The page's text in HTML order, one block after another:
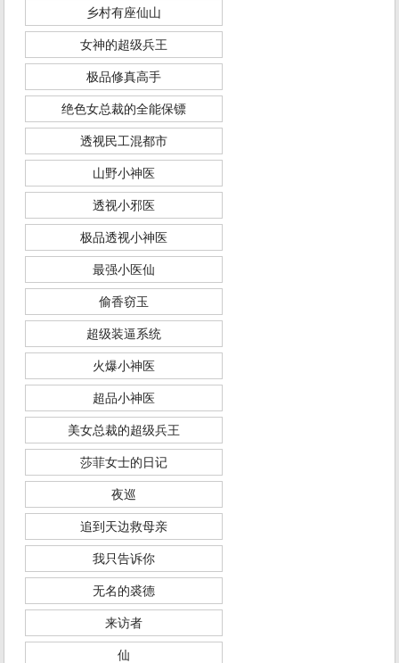
乡村有座仙山
女神的超级兵王
极品修真高手
绝色女总裁的全能保镖
透视民工混都市
山野小神医
透视小邪医
极品透视小神医
最强小医仙
偷香窃玉
超级装逼系统
火爆小神医
超品小神医
美女总裁的超级兵王
莎菲女士的日记
夜巡
追到天边救母亲
我只告诉你
无名的裘德
来访者
仙